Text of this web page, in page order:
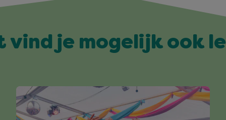
vind je mogelijk ook